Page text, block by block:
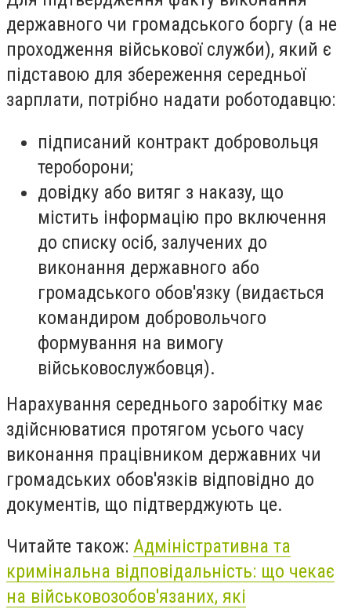
державного чи громадського боргу (а не
проходження військової служби), який є
підставою для збереження середньої
зарплати, потрібно надати роботодавцю:
підписаний контракт добровольця
тероборони;
довідку або витяг з наказу, що
містить інформацію про включення
до списку осіб, залучених до
виконання державного або
громадського обов'язку (видається
командиром добровольчого
формування на вимогу
військовослужбовця).
Нарахування середнього заробітку має
здійснюватися протягом усього часу
виконання працівником державних чи
громадських обов'язків відповідно до
документів, що підтверджують це.
Читайте також: Адміністративна та
кримінальна відповідальність: що чекає
на військовозобов'язаних, які